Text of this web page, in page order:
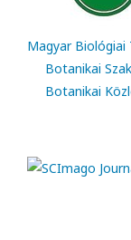
Magyar Biológiai
Botanikai
Botanikai